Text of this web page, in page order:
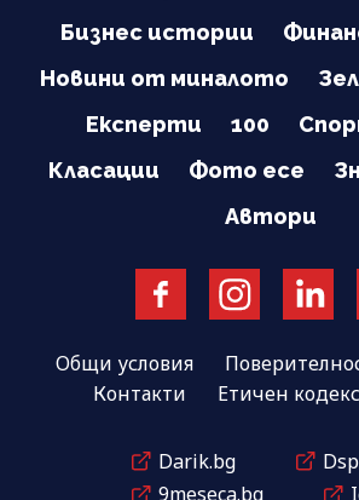
Бизнес истории
Новини от миналото
Експерти
100
Класации
Фото есе
Автори
Общи условия
Контакти
Етичен кодекс
Darik.bg
9meseca.bg